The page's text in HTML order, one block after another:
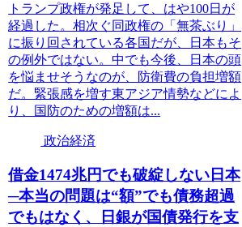
トランプ政権が発足して、はや100日が
経過した。相次ぐ同政権の「無茶ぶり」
に振り回されている各国だが、日本もそ
の例外ではない。中でも今後、日本の頭
を悩ませそうなのが、防衛費の負担増額
だ。緊張感を増す東アジア情勢などによ
り、国防のための増額は...
政治経済
借金1474兆円でも破綻しない日本
─本当の問題は“額”でも債務超過
でもはなく、日銀が国債発行を支